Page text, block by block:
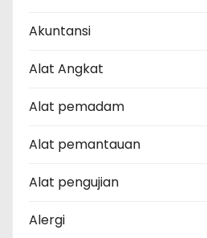
Akuntansi
Alat Angkat
Alat pemadam
Alat pemantauan
Alat pengujian
Alergi